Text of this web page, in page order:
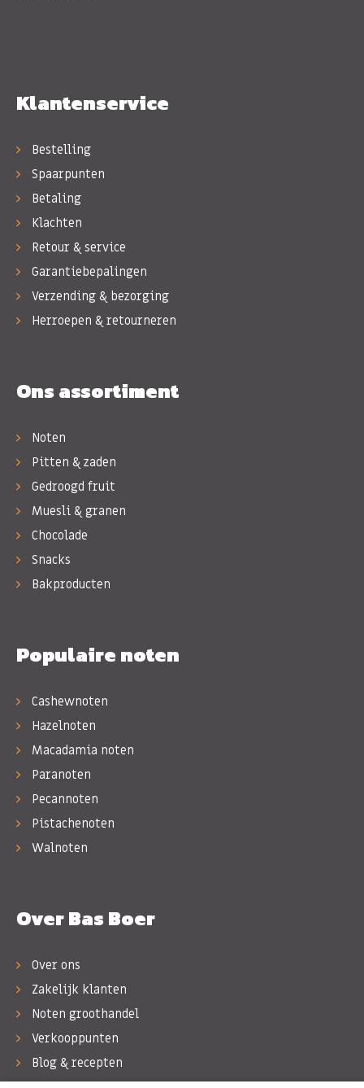
Klantenservice
Bestelling
Spaarpunten
Betaling
Klachten
Retour & service
Garantiebepalingen
Verzending & bezorging
Herroepen & retourneren
Ons assortiment
Noten
Pitten & zaden
Gedroogd fruit
Muesli & granen
Chocolade
Snacks
Bakproducten
Populaire noten
Cashewnoten
Hazelnoten
Macadamia noten
Paranoten
Pecannoten
Pistachenoten
Walnoten
Over Bas Boer
Over ons
Zakelijk klanten
Noten groothandel
Verkooppunten
Blog & recepten